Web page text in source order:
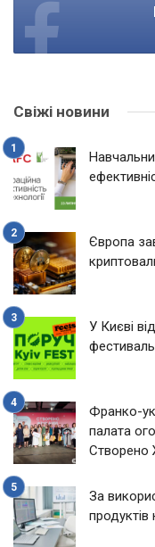
Свіжі новини
Європа
У Києві
Франко-
палата
Створено
За
продуктів